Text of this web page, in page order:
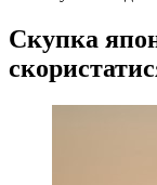
Скупка